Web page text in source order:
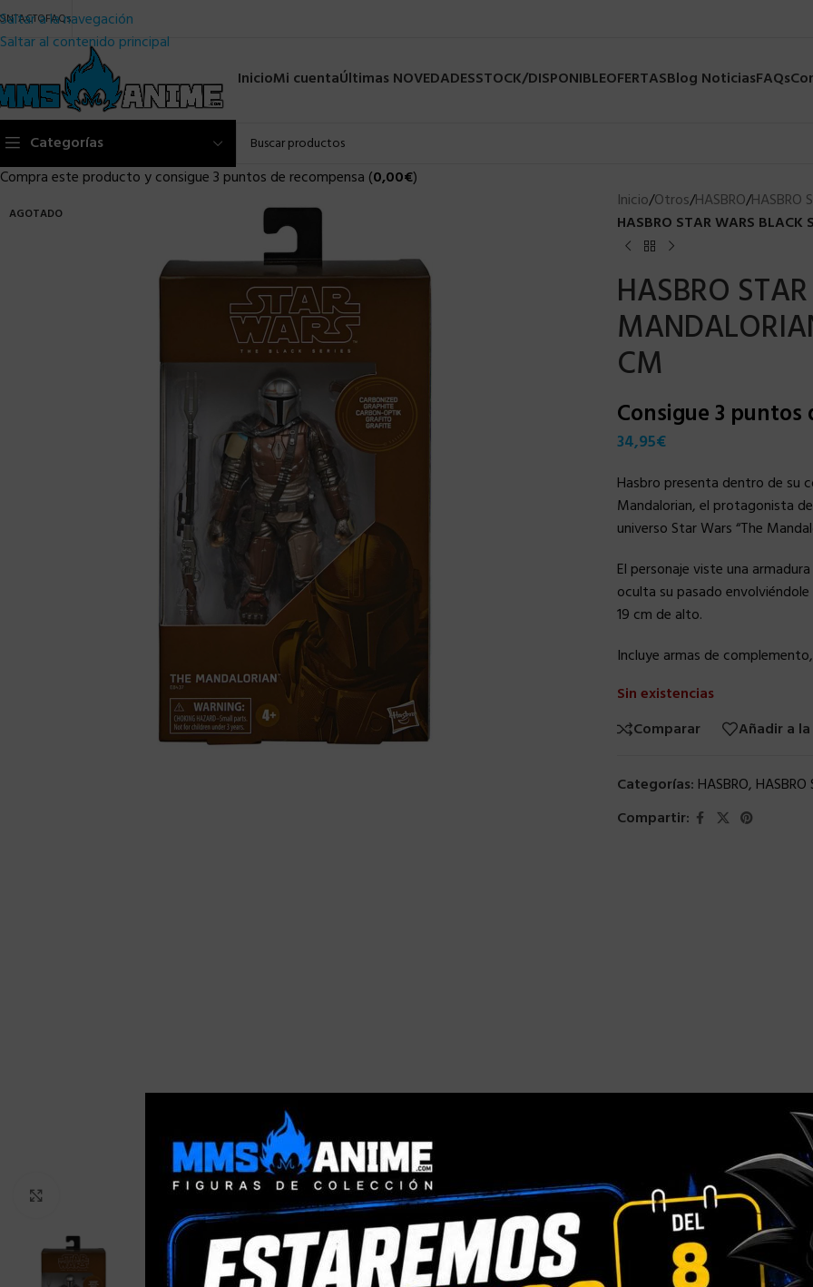
Saltar a la navegación
Saltar al contenido principal
FAQs
InicioMi cuentaÚltimas NOVEDADESSTOCK/DISPONIBLEOFERTASBlog NoticiasFAQs
Categorías
Compra este producto y consigue 3 puntos de recompensa (0,00€)
AGOTADO
Inicio/Otros/HASBRO/HASBRO
HASBRO STAR WARS BLACK
HASBRO
CM
Consigue 3
34,95€
Hasbro presenta dentro de su
Mandalorian, el protagonista
universo Star Wars “The
El personaje viste una
oculta su pasado
19 cm de alto.
Incluye armas de
Sin existencias
Comparar
Añadir a
Categorías: HASBRO, HASBRO
Compartir: